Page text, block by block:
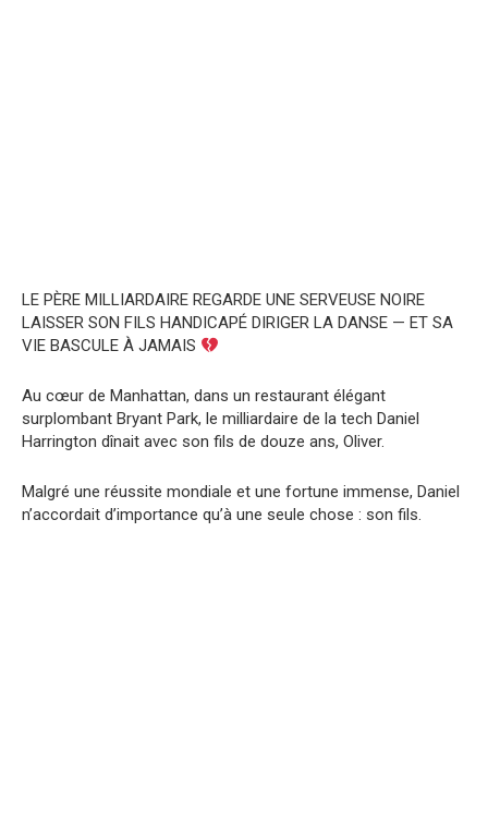
LE PÈRE MILLIARDAIRE REGARDE UNE SERVEUSE NOIRE
LAISSER SON FILS HANDICAPÉ DIRIGER LA DANSE — ET SA
VIE BASCULE À JAMAIS
Au cœur de Manhattan, dans un restaurant élégant
surplombant Bryant Park, le milliardaire de la tech Daniel
Harrington dînait avec son fils de douze ans, Oliver.
Malgré une réussite mondiale et une fortune immense, Daniel
n’accordait d’importance qu’à une seule chose : son fils.